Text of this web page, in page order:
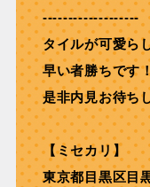
-------------------
タイルが可愛ら
早い者勝ちです
是非内見お待ち
【ミセカリ】
東京都目黒区目